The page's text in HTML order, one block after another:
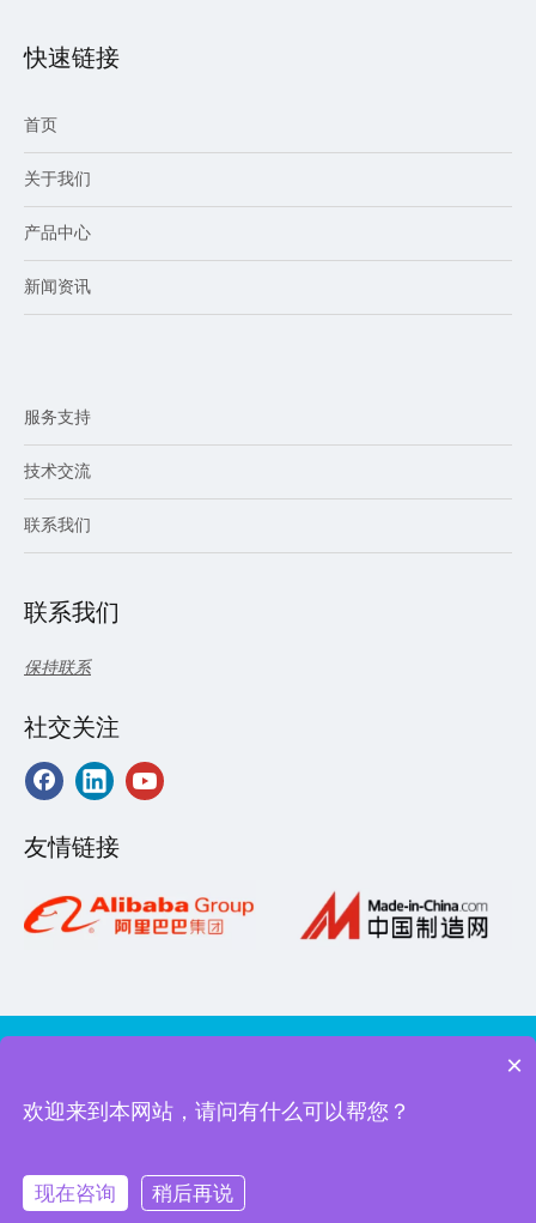
快速链接
首页
关于我们
产品中心
新闻资讯
服务支持
技术交流
联系我们
联系我们
保持联系
社交关注
友情链接
多少钱，机柜机箱，电柜散热风扇安装方法，机柜出风口，轴流风机，散热风
×
欢迎来到本网站，请问有什么可以帮您？
现在咨询 稍后再说